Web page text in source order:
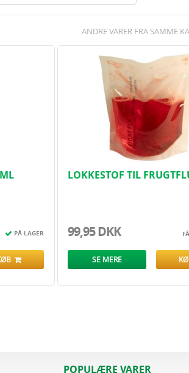
Fakta om
ANDRE VARER FRA SAMME
PÅ LAGER
LOKKESTOF TIL
99,95 DKK
SE MERE
POPULÆRE VARER